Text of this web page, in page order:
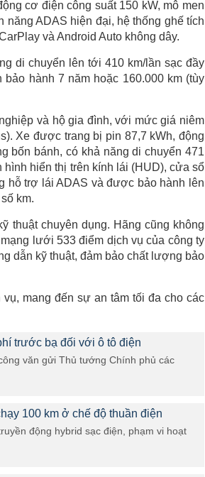
cơ điện công suất 150 kW, mô men
ADAS hiện đại, hệ thống ghế tích
và Android Auto không dây.
di chuyển lên tới 410 km/lần sạc đầy
hành 7 năm hoặc 160.000 km (tùy
và hộ gia đình, với mức giá niêm
Xe được trang bị pin 87,7 kWh, động
bốn bánh, có khả năng di chuyển 471
hiển thị trên kính lái (HUD), cửa sổ
hỗ trợ lái ADAS và được bảo hành lên
km.
thuật chuyên dụng. Hãng cũng không
lưới 533 điểm dịch vụ của công ty
dẫn kỹ thuật, đảm bảo chất lượng bảo
mang đến sự an tâm tối đa cho các
trước bạ đối với ô tô điện
văn gửi Thủ tướng Chính phủ các
100 km ở chế độ thuần điện
động hybrid sạc điện, phạm vi hoạt